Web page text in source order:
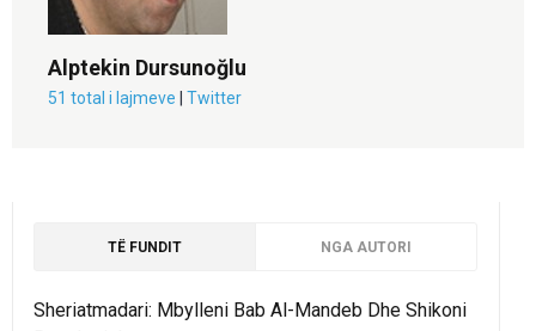
Alptekin Dursunoğlu
51 total i lajmeve | Twitter
TË FUNDIT NGA AUTORI
Sheriatmadari: Mbylleni Bab Al-Mandeb Dhe Shikoni